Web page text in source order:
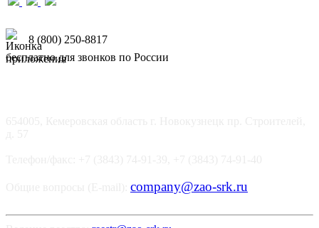
8 (800) 250-8817
бесплатно для звонков по России
company@zao-srk.ru